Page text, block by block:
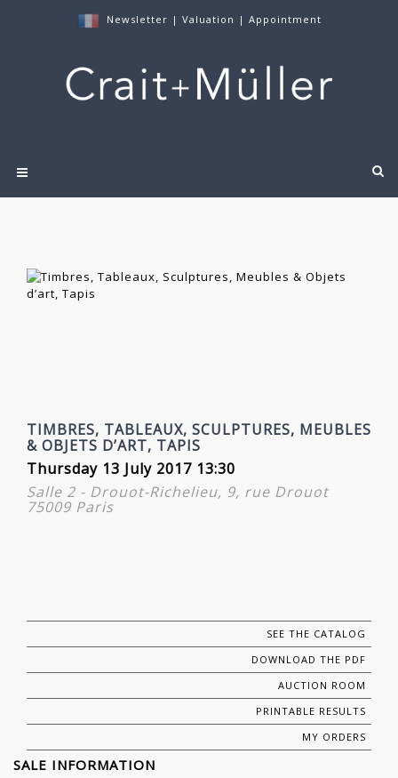
Newsletter | Valuation | Appointment
TIMBRES, TABLEAUX, SCULPTURES, MEUBLES
& OBJETS D’ART, TAPIS
Thursday 13 July 2017 13:30
Salle 2 - Drouot-Richelieu, 9, rue Drouot
75009 Paris
SEE THE CATALOG
DOWNLOAD THE PDF
AUCTION ROOM
PRINTABLE RESULTS
MY ORDERS
SALE INFORMATION